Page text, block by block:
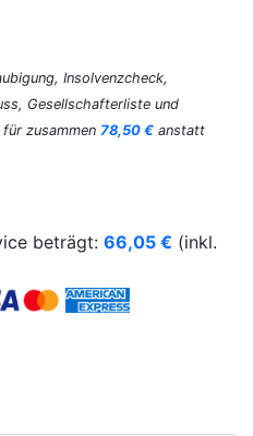
Insolvenzcheck,
Gesellschafterliste und
zusammen 78,50 € anstatt
beträgt: 66,05 € (inkl.